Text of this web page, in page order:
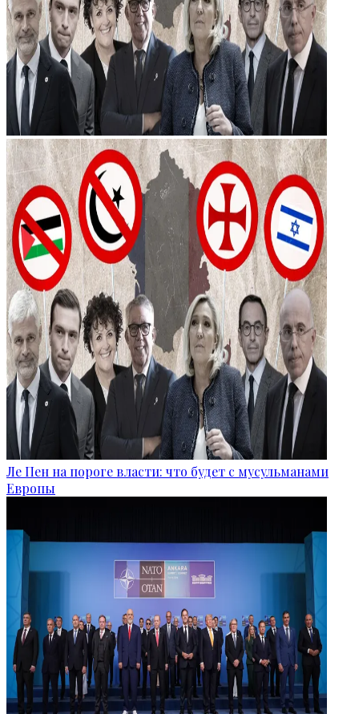
Ле Пен на пороге власти: что будет с мусульманами
Европы